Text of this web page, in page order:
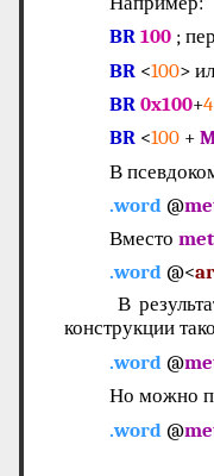
BR 100;
BR <100>
BR 0x100+4
BR<100+
В
.word@
Вместо met
.word@<
В
конструкции
.word @
Но можно
.word @